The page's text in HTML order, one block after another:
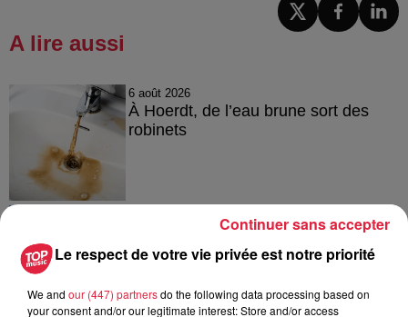
A lire aussi
6 août 2026
À Hoerdt, de l’eau brune sort des
robinets
Tags antisémites à Strasbourg :
Catherine Trautmann réagit
Le respect de votre vie privée est notre priorité
We and our (447) partnersdo the following data processing based on
your consent and/or our legitimate interest: Store and/or access
Continuer sans accepter